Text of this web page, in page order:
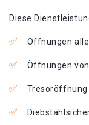
Diese
Öffnungen
Öffnungen
Tresoröffnung